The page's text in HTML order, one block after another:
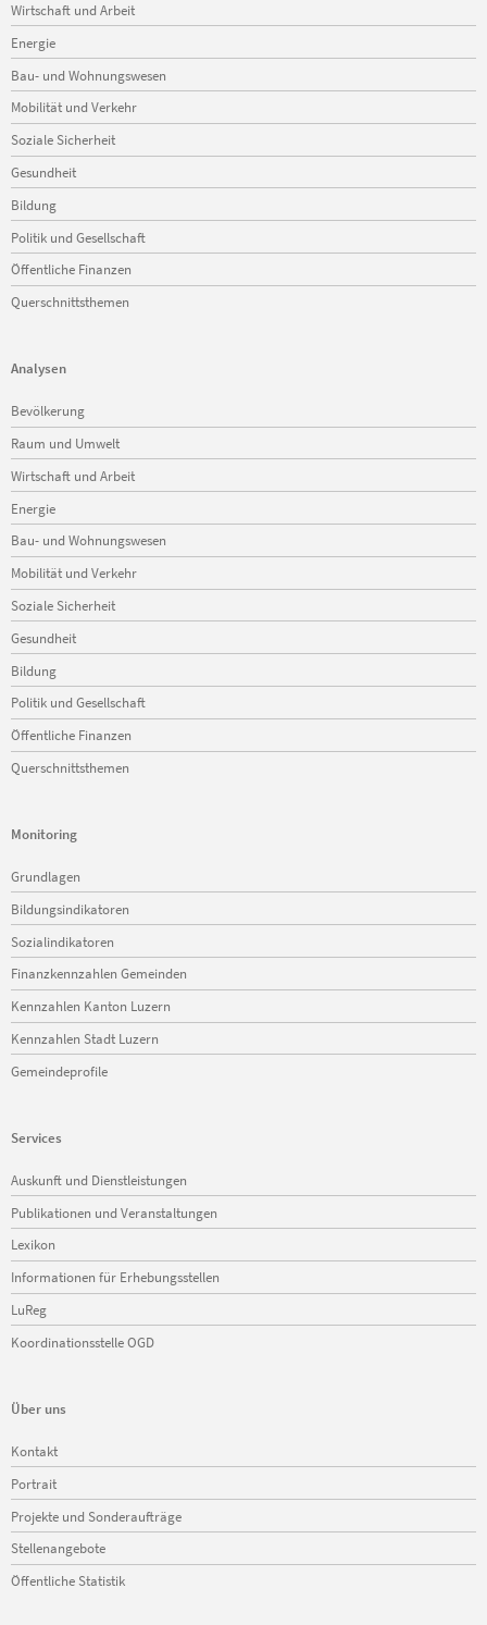
Wirtschaft und Arbeit
Energie
Bau- und Wohnungswesen
Mobilität und Verkehr
Soziale Sicherheit
Gesundheit
Bildung
Politik und Gesellschaft
Öffentliche Finanzen
Querschnittsthemen
Analysen
Navigation
überspringen
Bevölkerung
Raum und Umwelt
Wirtschaft und Arbeit
Energie
Bau- und Wohnungswesen
Mobilität und Verkehr
Soziale Sicherheit
Gesundheit
Bildung
Politik und Gesellschaft
Öffentliche Finanzen
Querschnittsthemen
Monitoring
Navigation
überspringen
Grundlagen
Bildungsindikatoren
Sozialindikatoren
Finanzkennzahlen Gemeinden
Kennzahlen Kanton Luzern
Kennzahlen Stadt Luzern
Gemeindeprofile
Services
Navigation
überspringen
Auskunft und Dienstleistungen
Publikationen und Veranstaltungen
Lexikon
Informationen für Erhebungsstellen
LuReg
Koordinationsstelle OGD
Über uns
Navigation
überspringen
Kontakt
Portrait
Projekte und Sonderaufträge
Stellenangebote
Öffentliche Statistik